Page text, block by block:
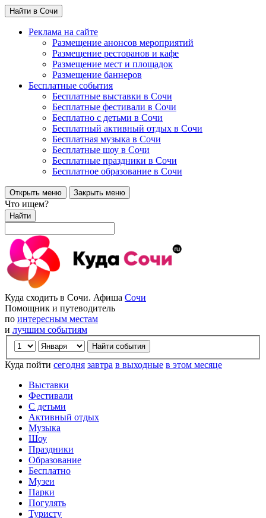
Найти в Сочи
Реклама на сайте
Размещение анонсов мероприятий
Размещение ресторанов и кафе
Размещение мест и площадок
Размещение баннеров
Бесплатные события
Бесплатные выставки в Сочи
Бесплатные фестивали в Сочи
Бесплатно с детьми в Сочи
Бесплатный активный отдых в Сочи
Бесплатная музыка в Сочи
Бесплатные шоу в Сочи
Бесплатные праздники в Сочи
Бесплатное образование в Сочи
Открыть меню Закрыть меню
Что ищем?
Найти
Куда сходить в Сочи. Афиша Сочи
Помощник и путеводитель
по интересным местам
и лучшим событиям
Куда пойти сегодня завтра в выходные в этом месяце
Выставки
Фестивали
С детьми
Активный отдых
Музыка
Шоу
Праздники
Образование
Бесплатно
Музеи
Парки
Погулять
Туристу